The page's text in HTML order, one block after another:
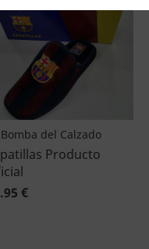
del Calzado
Producto
€